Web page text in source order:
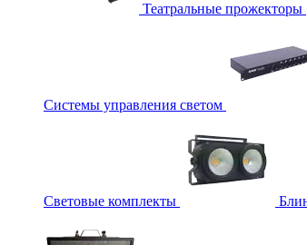
Театральные прожекторы
Системы управления светом
Световые комплекты